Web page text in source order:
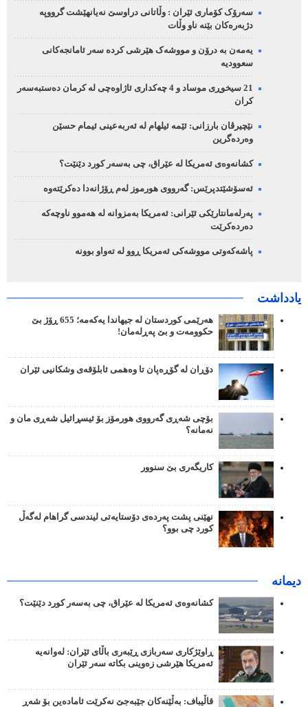
سەرۆک کۆماری ئێران : وڵاتانی دراوسێ نەیانهێشت گرووپە
دژبەرەکان بێنە ناو وڵات
یەمەن بە درۆن و مووشەک هێرشی کردە سەر ئامانجەکانی
سعوودیە
21 سیخوڕی موساد و 4 چەکداری ئاژاوەچی لە کرمان دەستبەسەر
کران
نێچیرڤان بارزانی: ئێمە ئیلهام لە ئەربەعینی ئیمام حسێن
وەردەگرین
کشانەوەی ئەمریکا لە عێراق، چی بەسەر کورد دێنێت؟
ئەسۆشێتدپرێس: گەرووی هورموز لەم ڕۆژانەدا دەکرێتەوە
پەرلەمانتارێکی ئێرانی: ئەمریکا بەمزوانە لە هەموو ناوچەکە
دەردەکرێت
پاشەکەوتی مووشەکی ئەمریکا ڕوو لە تەواو بوونە
یادداشت
هەرێمی کوردستان لە جیهاندا یەکەمە؛ 655 ڕۆژ بێ
حکوومەت و بێ پەڕلەمان!
دۆڕان لە گۆڕەپان تا وەهمی ئابلۆقەی وشکانیی ئێران
بۆچی شەڕی گەرووی هورمۆز بۆ ئیسڕائیل شەڕی مان و
نەمانە؟
کاریگەری بێ سنوور
نهێنی پشت پەردەی دۆستایەتی لیندسی گراهام لەگەڵ
کورد چی بوو؟
دیمانە
کشانەوەی ئەمریکا لە عێراق، چی بەسەر کورد دێنێت؟
ڕاوێژکاری سەربازی ڕێبەری باڵای ئێران: لەوانەیە
ئەمریکا هێرشی زەوینی بکاتە سەر ئێران
قاڵیباف: بەڵێنەکان جێبەجێ نەکرێت ئامادەین بۆ شەڕ